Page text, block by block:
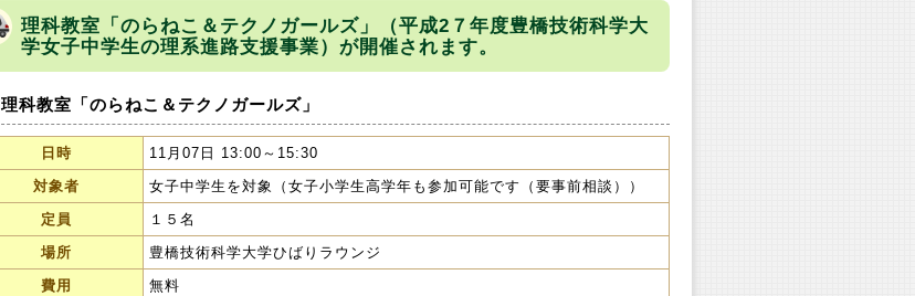
理科教室「のらねこ＆テクノガールズ」（平成2７年度豊橋技術科学大
学女子中学生の理系進路支援事業）が開催されます。
理科教室「のらねこ＆テクノガールズ」
日時
11月07日 13:00～15:30
対象者
女子中学生を対象（女子小学生高学年も参加可能です（要事前相談））
定員
１５名
場所
豊橋技術科学大学ひばりラウンジ
費用
無料